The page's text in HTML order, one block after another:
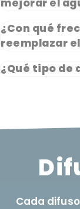
mejorar el
¿Con qué
reemplazar
¿Qué tipo de
Cada